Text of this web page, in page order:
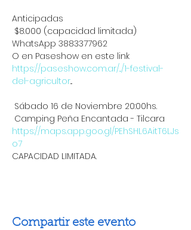
Anticipadas
$8.000 (capacidad limitada)
WhatsApp 3883377962
O en Paseshow en este link
https://paseshow.com.ar/.../1-festival-
del-agricultor...
Sábado 16 de Noviembre 20:00hs.
Camping Peña Encantada - Tilcara
https://maps.app.goo.gl/PEhSHL6AitT6LJs
o7
CAPACIDAD LIMITADA.
Compartir este evento